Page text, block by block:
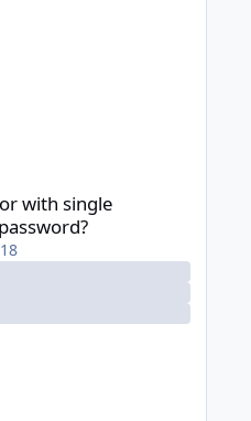
with single